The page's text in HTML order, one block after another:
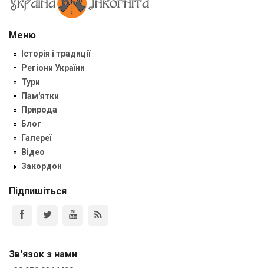
Меню
Історія і традиції
Регіони України
Тури
Пам'ятки
Природа
Блог
Галереї
Відео
Закордон
Підпишіться
Зв'язок з нами